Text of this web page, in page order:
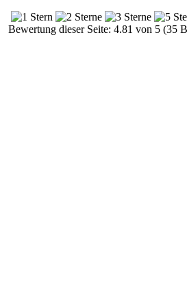
Bewertung dieser Seite: 4.81 von 5 (35